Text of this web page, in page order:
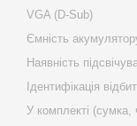
VGA (D-Sub)
Ємність
Наявність
Ідентифікація
У комплекті